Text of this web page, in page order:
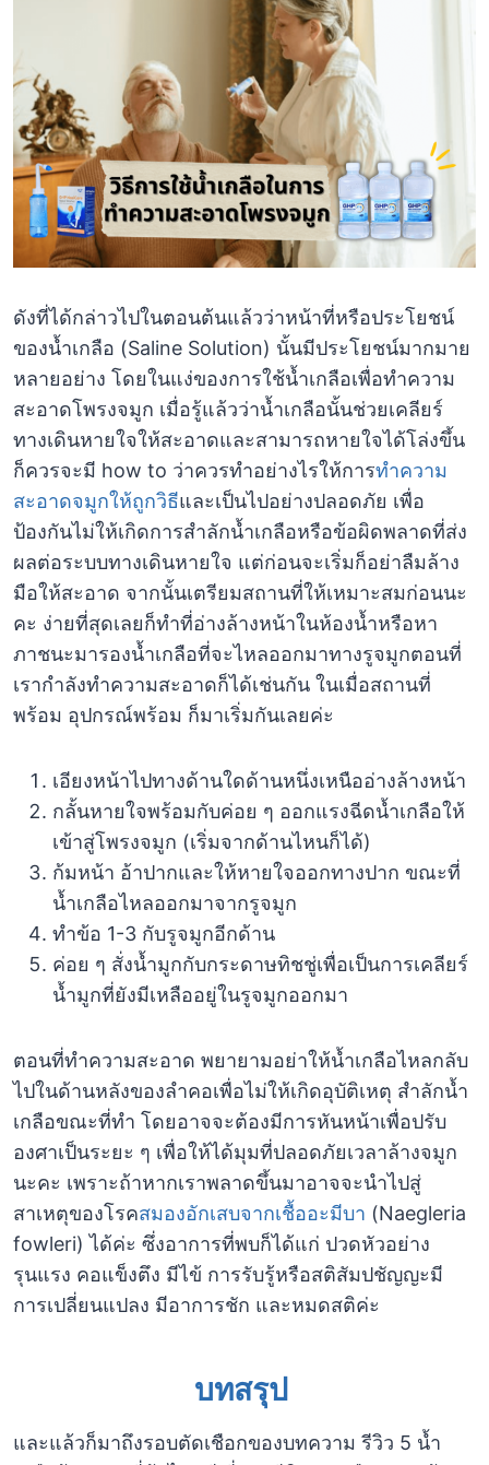
ดังที่ได้กล่าวไปในตอนต้นแล้วว่าหน้าที่หรือประโยชน์
ของน้ำเกลือ (Saline Solution) นั้นมีประโยชน์มากมาย
หลายอย่าง โดยในแง่ของการใช้น้ำเกลือเพื่อทำความ
สะอาดโพรงจมูก เมื่อรู้แล้วว่าน้ำเกลือนั้นช่วยเคลียร์
ทางเดินหายใจให้สะอาดและสามารถหายใจได้โล่งขึ้น
ก็ควรจะมี how to ว่าควรทำอย่างไรให้การทำความ
สะอาดจมูกให้ถูกวิธีและเป็นไปอย่างปลอดภัย เพื่อ
ป้องกันไม่ให้เกิดการสำลักน้ำเกลือหรือข้อผิดพลาดที่ส่ง
ผลต่อระบบทางเดินหายใจ แต่ก่อนจะเริ่มก็อย่าลืมล้าง
มือให้สะอาด จากนั้นเตรียมสถานที่ให้เหมาะสมก่อนนะ
คะ ง่ายที่สุดเลยก็ทำที่อ่างล้างหน้าในห้องน้ำหรือหา
ภาชนะมารองน้ำเกลือที่จะไหลออกมาทางรูจมูกตอนที่
เรากำลังทำความสะอาดก็ได้เช่นกัน ในเมื่อสถานที่
พร้อม อุปกรณ์พร้อม ก็มาเริ่มกันเลยค่ะ
เอียงหน้าไปทางด้านใดด้านหนึ่งเหนืออ่างล้างหน้า
กลั้นหายใจพร้อมกับค่อย ๆ ออกแรงฉีดน้ำเกลือให้
เข้าสู่โพรงจมูก (เริ่มจากด้านไหนก็ได้)
ก้มหน้า อ้าปากและให้หายใจออกทางปาก ขณะที่
น้ำเกลือไหลออกมาจากรูจมูก
ทำข้อ 1-3 กับรูจมูกอีกด้าน
ค่อย ๆ สั่งน้ำมูกกับกระดาษทิชชู่เพื่อเป็นการเคลียร์
น้ำมูกที่ยังมีเหลืออยู่ในรูจมูกออกมา
ตอนที่ทำความสะอาด พยายามอย่าให้น้ำเกลือไหลกลับ
ไปในด้านหลังของลำคอเพื่อไม่ให้เกิดอุบัติเหตุ สำลักน้ำ
เกลือขณะที่ทำ โดยอาจจะต้องมีการหันหน้าเพื่อปรับ
องศาเป็นระยะ ๆ เพื่อให้ได้มุมที่ปลอดภัยเวลาล้างจมูก
นะคะ เพราะถ้าหากเราพลาดขึ้นมาอาจจะนำไปสู่
สาเหตุของโรคสมองอักเสบจากเชื้ออะมีบา (Naegleria
fowleri) ได้ค่ะ ซึ่งอาการที่พบก็ได้แก่ ปวดหัวอย่าง
รุนแรง คอแข็งตึง มีไข้ การรับรู้หรือสติสัมปชัญญะมี
การเปลี่ยนแปลง มีอาการชัก และหมดสติค่ะ
บทสรุป
และแล้วก็มาถึงรอบตัดเชือกของบทความ รีวิว 5 น้ำ